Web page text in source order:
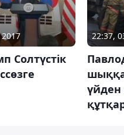
Солтүстік
22:37,